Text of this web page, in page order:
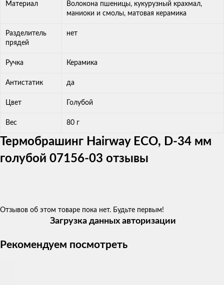
Материал
Волокона пшеницы, кукурузный крахмал,
маниоки и смолы, матовая керамика
Разделитель
прядей
нет
Ручка Керамика
Антистатик да
Цвет Голубой
Вес 80 г
Термобрашинг Hairway ECO, D-34 мм
голубой 07156-03 отзывы
Отзывов об этом товаре пока нет. Будьте первым!
Загрузка данных авторизации
Рекомендуем посмотреть